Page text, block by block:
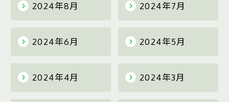
2024年8月 2024年7月
2024年6月 2024年5月
2024年4月 2024年3月